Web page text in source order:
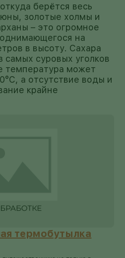
берётся весь
золотые холмы и
– это огромное
на
в высоту. Сахара
самых суровых уголков
температура может
а отсутствие воды и
крайне
термобутылка